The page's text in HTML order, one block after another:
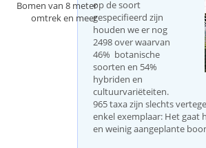
v
e
t
a
b
)
Bomen van 8 meter
omtrek en meer
op de soort
gespecifieerd zijn
houden we er nog
2498 over waarvan
46% botanische
soorten en 54%
hybriden en
cultuurvariëteiten.
965 taxa zijn slechts
enkel exemplaar: Het gaat
en weinig aangeplante